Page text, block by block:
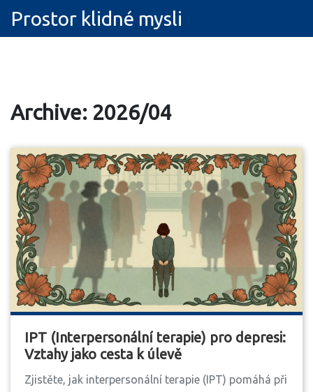
Prostor klidné mysli
Archive: 2026/04
IPT (Interpersonální terapie) pro depresi:
Vztahy jako cesta k úlevě
Zjistěte, jak interpersonální terapie (IPT) pomáhá při